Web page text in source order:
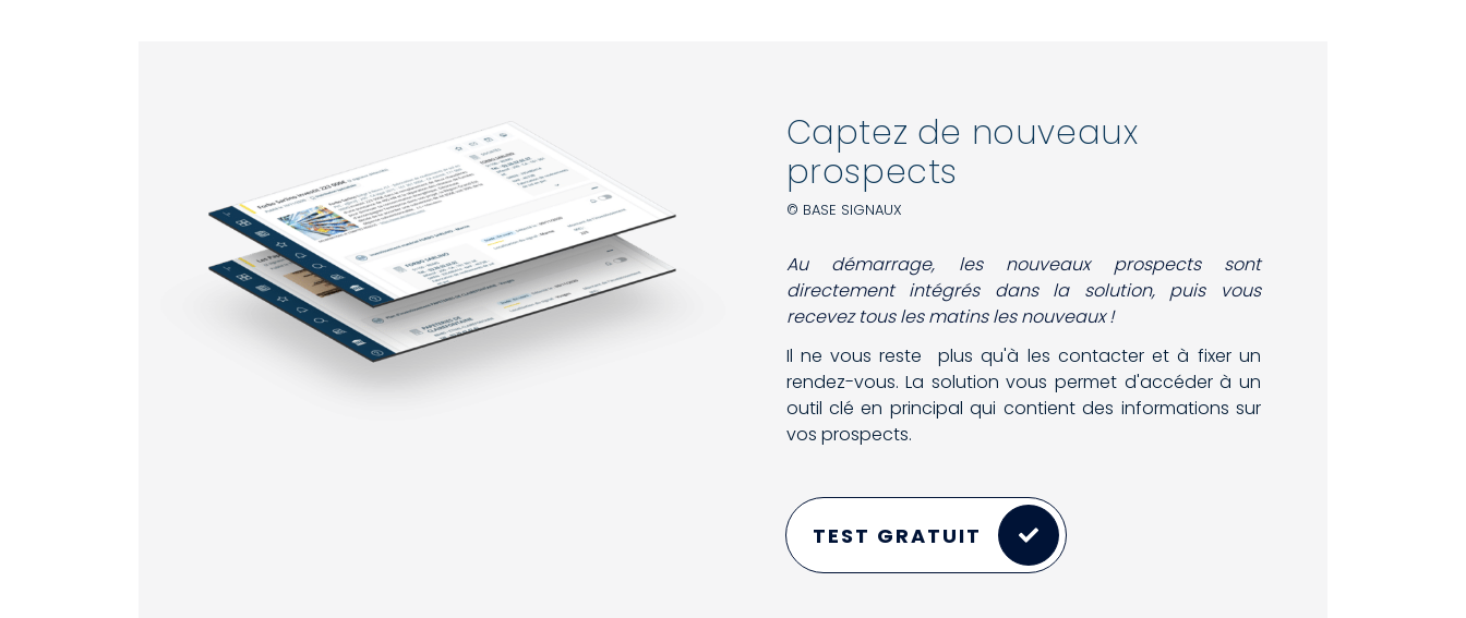
Captez de nouveaux
prospects
© BASE SIGNAUX
Au démarrage, les nouveaux prospects sont
directement intégrés dans la solution, puis vous
recevez tous les matins les nouveaux !
Il ne vous reste plus qu'à les contacter et à fixer un
rendez-vous.La solution vous permet d'accéder à un
outil clé en principal qui contient des informations sur
vos prospects.
TEST GRATUIT